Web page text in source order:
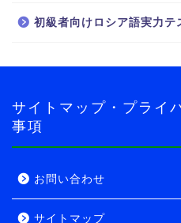
初級者向けロシア語実力テ
サイトマップ・プライ
事項
お問い合わせ
サイトマップ
ロシ